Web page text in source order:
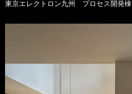
東京エレクトロン九州 プロセス開発棟